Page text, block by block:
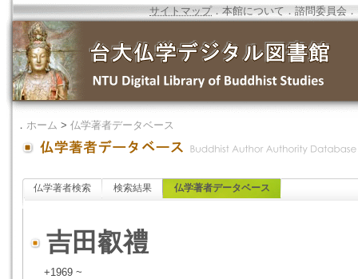
サイトマップ．本館について ．諮問委員会 ．
． ホーム > 仏学著者データベース
仏学著者検索 検索結果 仏学著者データベース
吉田叡禮
+1969 ~